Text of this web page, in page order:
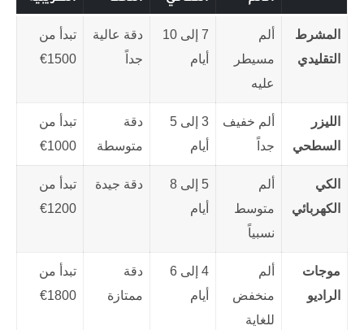
المشرط
التقليدي
ألم
مسيطر
عليه
7 إلى 10
أيام
دقة عالية
جداً
تبدأ من
1500€
الليزر
السطحي
ألم خفيف
جداً
3 إلى 5
أيام
دقة
متوسطة
تبدأ من
1000€
الكي
الكهربائي
ألم
متوسط
نسبياً
5 إلى 8
أيام
دقة جيدة
تبدأ من
1200€
موجات
الراديو
ألم
منخفض
للغاية
4 إلى 6
أيام
دقة
ممتازة
تبدأ من
1800€